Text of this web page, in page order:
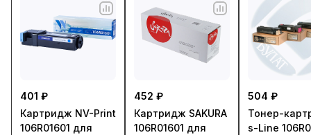
401 ₽
Картридж NV-Print
106R01601 для
452 ₽
Картридж SAKURA
106R01601 для
504 ₽
Тонер-
s-Line